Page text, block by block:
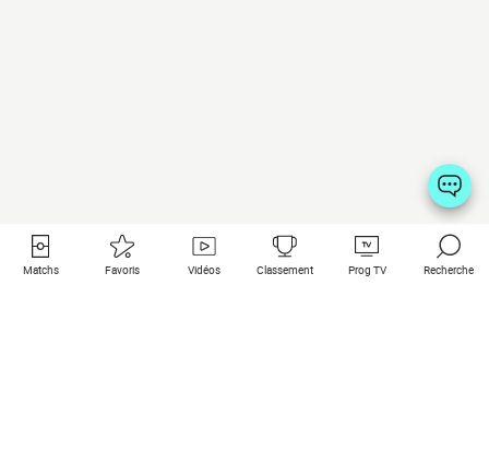
Matchs Favoris Vidéos Classement Prog TV Recherche